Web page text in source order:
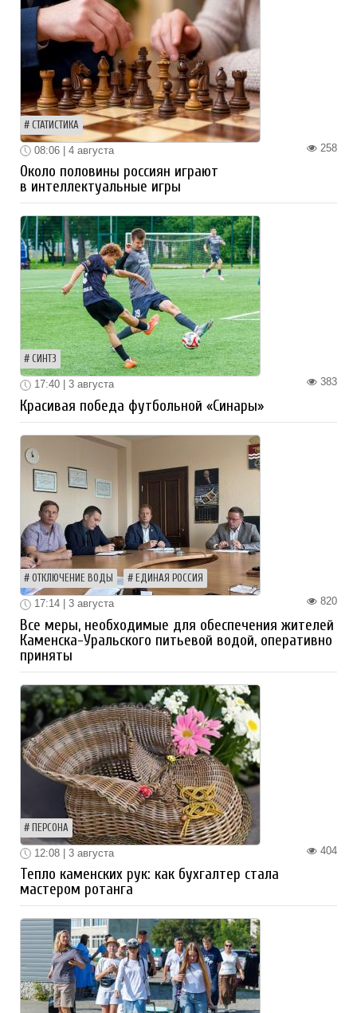
СТАТИСТИКА
258
08:06 | 4 августа
Около половины россиян играют
в интеллектуальные игры
СИНТЗ
383
17:40 | 3 августа
Красивая победа футбольной «Синары»
ОТКЛЮЧЕНИЕ ВОДЫ ЕДИНАЯ РОССИЯ
820
17:14 | 3 августа
Все меры, необходимые для обеспечения жителей
Каменска-Уральского питьевой водой, оперативно
приняты
ПЕРСОНА
404
12:08 | 3 августа
Тепло каменских рук: как бухгалтер стала
мастером ротанга